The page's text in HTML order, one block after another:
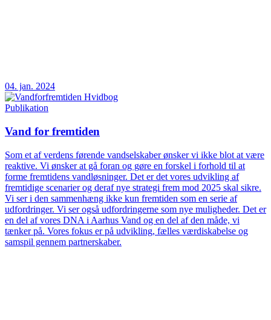
04. jan. 2024
Publikation
Vand for fremtiden
Som et af verdens førende vandselskaber ønsker vi ikke blot at være
reaktive. Vi ønsker at gå foran og gøre en forskel i forhold til at
forme fremtidens vandløsninger. Det er det vores udvikling af
fremtidige scenarier og deraf nye strategi frem mod 2025 skal sikre.
Vi ser i den sammenhæng ikke kun fremtiden som en serie af
udfordringer. Vi ser også udfordringerne som nye muligheder. Det er
en del af vores DNA i Aarhus Vand og en del af den måde, vi
tænker på. Vores fokus er på udvikling, fælles værdiskabelse og
samspil gennem partnerskaber.